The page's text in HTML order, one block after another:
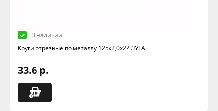
В наличии
Круги отрезные по металлу 125х2,0х22 ЛУГА
33.6 р.